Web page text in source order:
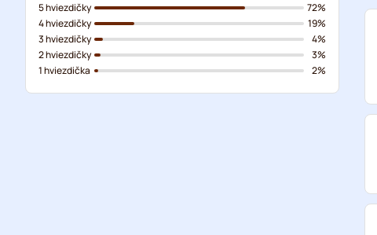
5 hviezdičky
4 hviezdičky
3 hviezdičky
2 hviezdičky
1 hviezdička
72%
19%
4%
3%
2%